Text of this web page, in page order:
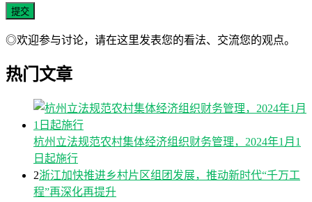
◎欢迎参与讨论，请在这里发表您的看法、交流您的观点。
热门文章
杭州立法规范农村集体经济组织财务管理，2024年1月1
日起施行
2浙江加快推进乡村片区组团发展，推动新时代“千万工
程”再深化再提升